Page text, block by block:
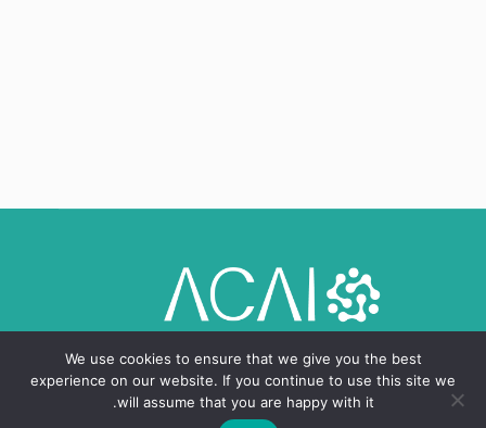
We use cookies to ensure that we give you the best
experience on our website. If you continue to use this site we
will assume that you are happy with it.